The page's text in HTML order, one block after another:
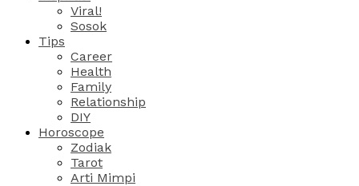
Viral!
Sosok
Tips
Career
Health
Family
Relationship
DIY
Horoscope
Zodiak
Tarot
Arti Mimpi